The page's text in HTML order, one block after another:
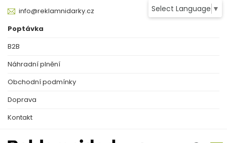
Select Language ▼
info@reklamnidarky.cz
Poptávka
B2B
Náhradní plnění
Obchodní podmínky
Doprava
Kontakt